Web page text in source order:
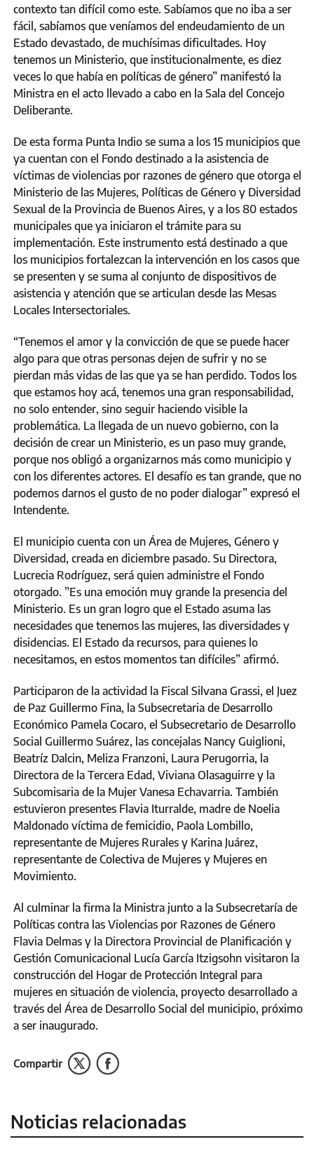
contexto tan difícil como este. Sabíamos que no iba a ser
fácil, sabíamos que veníamos del endeudamiento de un
Estado devastado, de muchísimas dificultades. Hoy
tenemos un Ministerio, que institucionalmente, es diez
veces lo que había en políticas de género” manifestó la
Ministra en el acto llevado a cabo en la Sala del Concejo
Deliberante.
De esta forma Punta Indio se suma a los 15 municipios que
ya cuentan con el Fondo destinado a la asistencia de
víctimas de violencias por razones de género que otorga el
Ministerio de las Mujeres, Políticas de Género y Diversidad
Sexual de la Provincia de Buenos Aires, y a los 80 estados
municipales que ya iniciaron el trámite para su
implementación. Este instrumento está destinado a que
los municipios fortalezcan la intervención en los casos que
se presenten y se suma al conjunto de dispositivos de
asistencia y atención que se articulan desde las Mesas
Locales Intersectoriales.
“Tenemos el amor y la convicción de que se puede hacer
algo para que otras personas dejen de sufrir y no se
pierdan más vidas de las que ya se han perdido. Todos los
que estamos hoy acá, tenemos una gran responsabilidad,
no solo entender, sino seguir haciendo visible la
problemática. La llegada de un nuevo gobierno, con la
decisión de crear un Ministerio, es un paso muy grande,
porque nos obligó a organizarnos más como municipio y
con los diferentes actores. El desafío es tan grande, que no
podemos darnos el gusto de no poder dialogar” expresó el
Intendente.
El municipio cuenta con un Área de Mujeres, Género y
Diversidad, creada en diciembre pasado. Su Directora,
Lucrecia Rodríguez, será quien administre el Fondo
otorgado. ”Es una emoción muy grande la presencia del
Ministerio. Es un gran logro que el Estado asuma las
necesidades que tenemos las mujeres, las diversidades y
disidencias. El Estado da recursos, para quienes lo
necesitamos, en estos momentos tan difíciles” afirmó.
Participaron de la actividad la Fiscal Silvana Grassi, el Juez
de Paz Guillermo Fina, la Subsecretaria de Desarrollo
Económico Pamela Cocaro, el Subsecretario de Desarrollo
Social Guillermo Suárez, las concejalas Nancy Guiglioni,
Beatríz Dalcin, Meliza Franzoni, Laura Perugorria, la
Directora de la Tercera Edad, Viviana Olasaguirre y la
Subcomisaria de la Mujer Vanesa Echavarria. También
estuvieron presentes Flavia Iturralde, madre de Noelia
Maldonado víctima de femicidio, Paola Lombillo,
representante de Mujeres Rurales y Karina Juárez,
representante de Colectiva de Mujeres y Mujeres en
Movimiento.
Al culminar la firma la Ministra junto a la Subsecretaría de
Políticas contra las Violencias por Razones de Género
Flavia Delmas y la Directora Provincial de Planificación y
Gestión Comunicacional Lucía García Itzigsohn visitaron la
construcción del Hogar de Protección Integral para
mujeres en situación de violencia, proyecto desarrollado a
través del Área de Desarrollo Social del municipio, próximo
a ser inaugurado.
Compartir
Noticias relacionadas